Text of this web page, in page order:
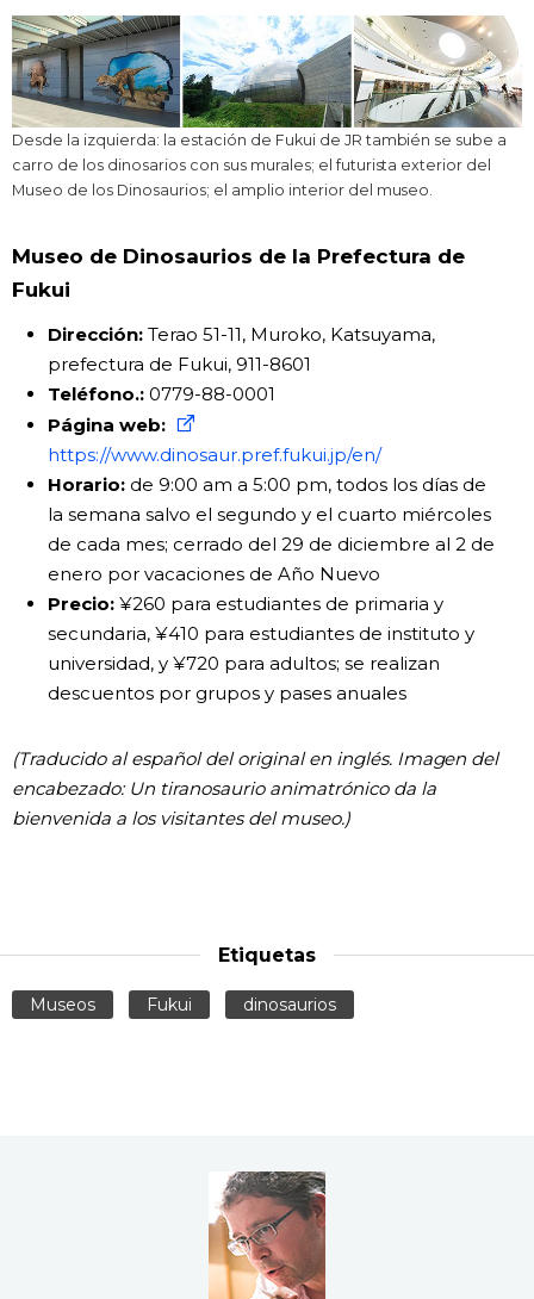
Desde la izquierda: la estación de Fukui de JR también se sube a
carro de los dinosarios con sus murales; el futurista exterior del
Museo de los Dinosaurios; el amplio interior del museo.
Museo de Dinosaurios de la Prefectura de
Fukui
Dirección:Terao 51-11, Muroko, Katsuyama,
prefectura de Fukui, 911-8601
Teléfono.:0779-88-0001
Página web:
https://www.dinosaur.pref.fukui.jp/en/
Horario:de 9:00 am a 5:00 pm, todos los días de
la semana salvo el segundo y el cuarto miércoles
de cada mes; cerrado del 29 de diciembre al 2 de
enero por vacaciones de Año Nuevo
Precio:¥260 para estudiantes de primaria y
secundaria, ¥410 para estudiantes de instituto y
universidad, y ¥720 para adultos; se realizan
descuentos por grupos y pases anuales
(Traducido al español del original en inglés. Imagen del
encabezado: Un tiranosaurio animatrónico da la
bienvenida a los visitantes del museo.)
Etiquetas
Museos Fukui dinosaurios